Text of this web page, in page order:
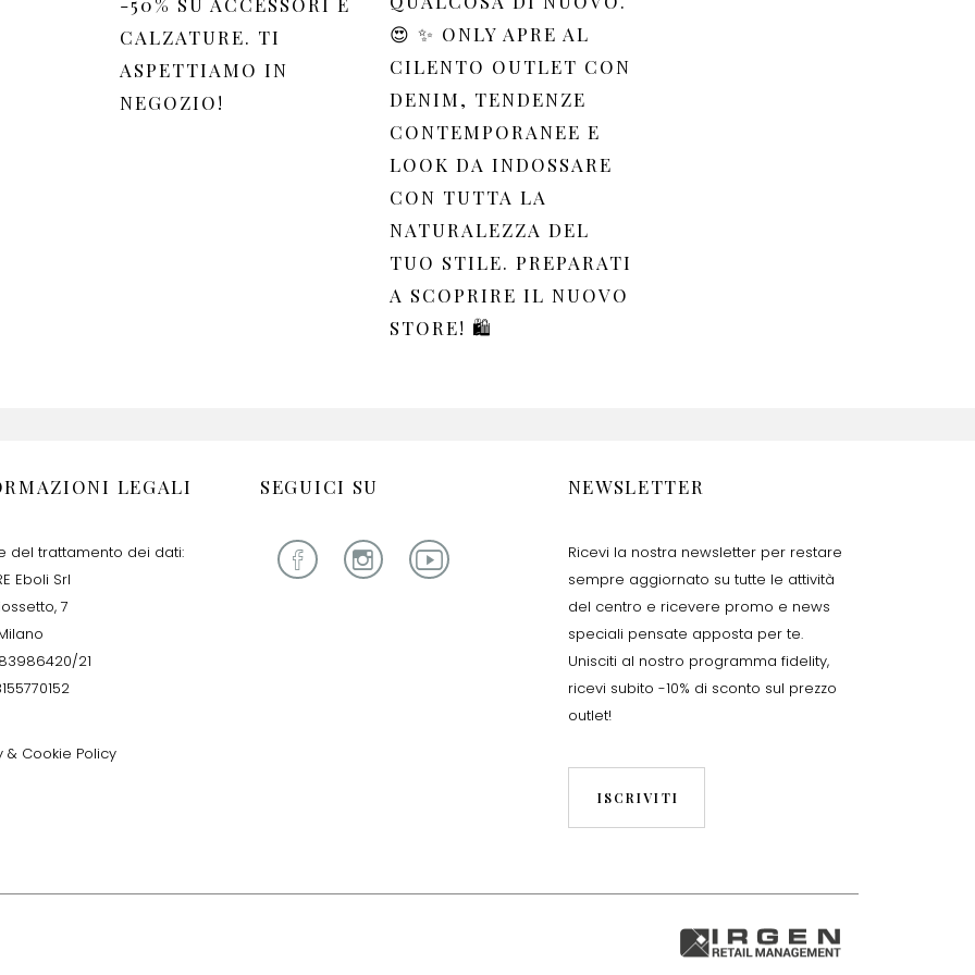
CALZATURE. TI
ASPETTIAMO IN
NEGOZIO!
😍 ✨ ONLY APRE AL
CILENTO OUTLET CON
DENIM, TENDENZE
CONTEMPORANEE E
LOOK DA INDOSSARE
CON TUTTA LA
NATURALEZZA DEL
TUO STILE. PREPARATI
A SCOPRIRE IL NUOVO
STORE! 🛍️
LEGALI
del trattamento dei dati:
Eboli Srl
7
21
& Cookie Policy
SEGUICI SU NEWSLETTER
Ricevi la nostra newsletter per restare
sempre aggiornato su tutte le attività
del centro e ricevere promo e news
speciali pensate apposta per te.
Unisciti al nostro programma fidelity,
ricevi subito -10% di sconto sul prezzo
outlet!
ISCRIVITI